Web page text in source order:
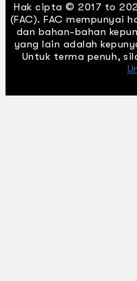
Hak cipta © 2017 to
(FAC). FAC mempunyai
dan bahan-bahan
yang lain adalah
Untuk terma penuh,